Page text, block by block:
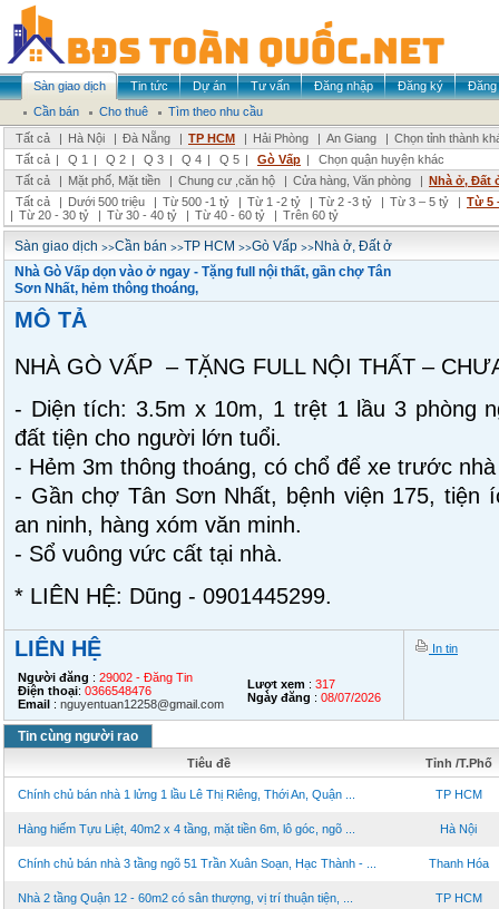
Sàn giao dịch Tin tức Dự án Tư vấn Đăng nhập Đăng ký
Đăng
Cần bán
Cho thuê
Tìm theo nhu cầu
Tất cả
| Hà Nội | Đà Nẵng | TP HCM | Hải Phòng | An Giang | Chọn tỉnh thành
Tất cả | Q 1 | Q 2 | Q 3 | Q 4 | Q 5 | Gò Vấp |
Chọn quận huyện khác
Tất cả
| Mặt phố, Mặt tiền | Chung cư ,căn hộ | Cửa hàng, Văn phòng | Nhà ở, Đất
Tất cả
| Dưới 500 triệu | Từ 500 -1 tỷ | Từ 1 -2 tỷ | Từ 2 -3 tỷ | Từ 3 – 5 tỷ | Từ 5
| Từ 20 - 30 tỷ | Từ 30 - 40 tỷ | Từ 40 - 60 tỷ | Trên 60 tỷ
Sàn giao dịch >>Cần bán >>TP HCM >>Gò Vấp >>Nhà ở, Đất ở
Nhà Gò Vấp dọn vào ở ngay - Tặng full nội thất, gần chợ Tân
Sơn Nhất, hẻm thông thoáng,
MÔ TẢ
NHÀ GÒ VẤP – TẶNG FULL NỘI THẤT –
- Diện tích: 3.5m x 10m, 1 trệt 1 lầu 3 phòng
đất tiện cho người lớn tuổi.
- Hẻm 3m thông thoáng, có chổ để xe trước
- Gần chợ Tân Sơn Nhất, bệnh viện 175, tiện
an ninh, hàng xóm văn minh.
- Sổ vuông vức cất tại nhà.
* LIÊN HỆ: Dũng - 0901445299.
LIÊN HỆ
Người đăng : 29002 - Đăng Tin
Điện thoại: 0366548476
Email : nguyentuan12258@gmail.com
Lượt xem : 317
Ngày đăng : 08/07/2026
In tin
Tin cùng người rao
Tiêu đề Tỉnh /T.Phố
Chính chủ bán nhà 1 lửng 1 lầu Lê Thị Riêng, Thới An, Quận ... TP HCM
Hàng hiếm Tựu Liệt, 40m2 x 4 tầng, mặt tiền 6m, lô góc, ngõ ... Hà Nội
Chính chủ bán nhà 3 tầng ngõ 51 Trần Xuân Soạn, Hạc Thành - ... Thanh Hóa
Nhà 2 tầng Quận 12 - 60m2 có sân thượng, vị trí thuận tiện, ... TP HCM